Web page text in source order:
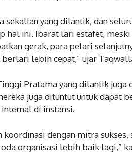
sekalian yang dilantik, dan
hal ini. Ibarat lari estafet,
gerak, para pelari
lebih cepat,” ujar
Pratama yang dilantik
juga dituntut untuk dapat
di instansi.
koordinasi dengan mitra
organisasi lebih baik lagi,”